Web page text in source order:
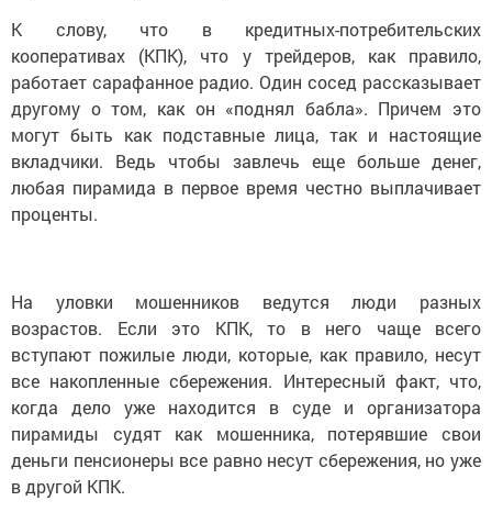
К слову, что в кредитных-потребительских
кооперативах (КПК), что у трейдеров, как правило,
работает сарафанное радио. Один сосед рассказывает
другому о том, как он «поднял бабла». Причем это
могут быть как подставные лица, так и настоящие
вкладчики. Ведь чтобы завлечь еще больше денег,
любая пирамида в первое время честно выплачивает
проценты.
На уловки мошенников ведутся люди разных
возрастов. Если это КПК, то в него чаще всего
вступают пожилые люди, которые, как правило, несут
все накопленные сбережения. Интересный факт, что,
когда дело уже находится в суде и организатора
пирамиды судят как мошенника, потерявшие свои
деньги пенсионеры все равно несут сбережения, но уже
в другой КПК.